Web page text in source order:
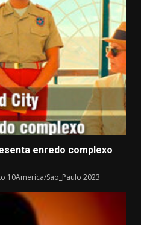
enredo complexo
10America/Sao_Paulo 2023